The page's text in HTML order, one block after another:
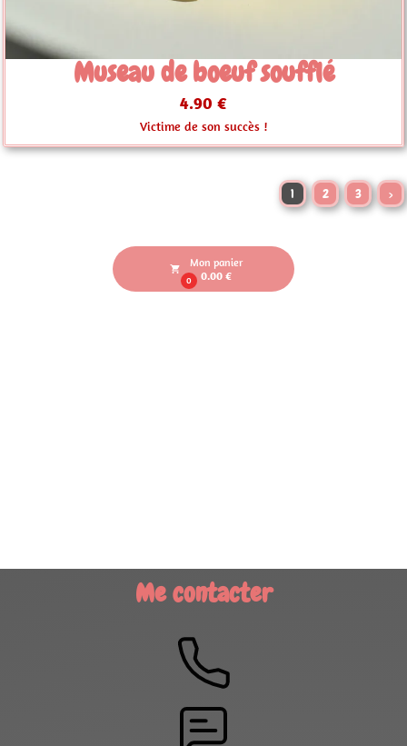
Museau de boeuf soufflé
4.90 €
Victime de son succès !
1 2 3 >
local_grocery_store
0
Mon panier
0.00 €
Me contacter